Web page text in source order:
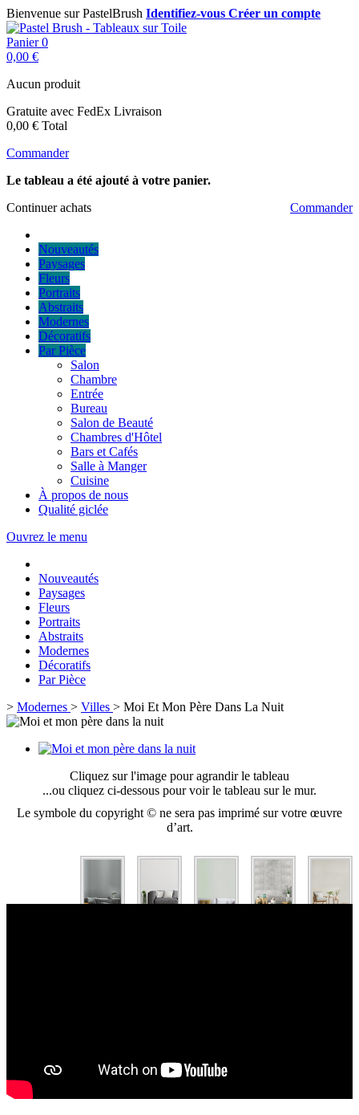
Bienvenue sur PastelBrush Identifiez-vous Créer un compte
Panier 0
0,00 €
Aucun produit
Gratuite avec FedEx Livraison
0,00 € Total
Commander
Le tableau a été ajouté à votre panier.
Continuer achats
Commander
Nouveautés
Paysages
Fleurs
Portraits
Abstraits
Modernes
Décoratifs
Par Pièce
Salon
Chambre
Entrée
Bureau
Salon de Beauté
Chambres d'Hôtel
Bars et Cafés
Salle à Manger
Cuisine
À propos de nous
Qualité giclée
Ouvrez le menu
Nouveautés
Paysages
Fleurs
Portraits
Abstraits
Modernes
Décoratifs
Par Pièce
> Modernes > Villes > Moi Et Mon Père Dans La Nuit
Cliquez sur l'image pour agrandir le tableau
...ou cliquez ci-dessous pour voir le tableau sur le mur.
Le symbole du copyright © ne sera pas imprimé sur votre œuvre
d’art.